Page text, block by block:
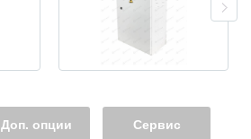
Доп. опции Сервис